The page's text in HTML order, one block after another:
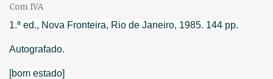
Com IVA
1.ª ed., Nova Fronteira, Rio de Janeiro, 1985. 144 pp.
Autografado.
[bom estado]